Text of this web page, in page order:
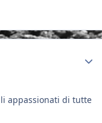
appassionati di tutte